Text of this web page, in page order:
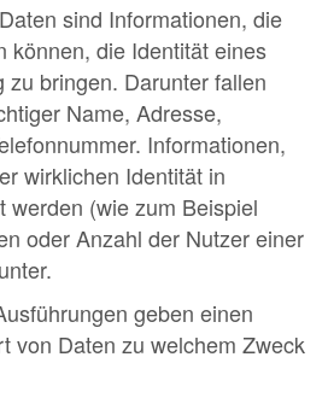
sind Informationen, die
können, die Identität eines
zu bringen. Darunter fallen
Name, Adresse,
Informationen,
wirklichen Identität in
werden (wie zum Beispiel
oder Anzahl der Nutzer einer
geben einen
von Daten zu welchem Zweck